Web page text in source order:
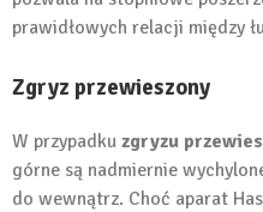
prawidłowych relacji między
Zgryz przewieszony
W przypadku zgryzu
górne są nadmiernie
do wewnątrz. Choć aparat